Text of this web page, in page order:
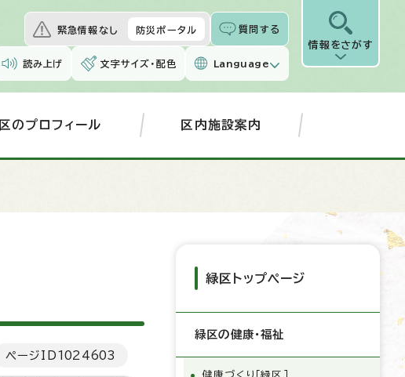
緊急情報なし 防災ポータル 質問する
読み上げ 文字サイズ・配色 Language
情報をさがす
区のプロフィール 区内施設案内
ページID 1024603
緑区トップページ
緑区の健康・福祉